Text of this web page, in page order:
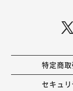
特定商
セキュ